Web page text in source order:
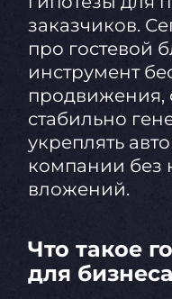
заказчиков.
про гостевой
инструмент
продвижения,
стабильно
укреплять
компании без
вложений.
Что такое
для бизнеса